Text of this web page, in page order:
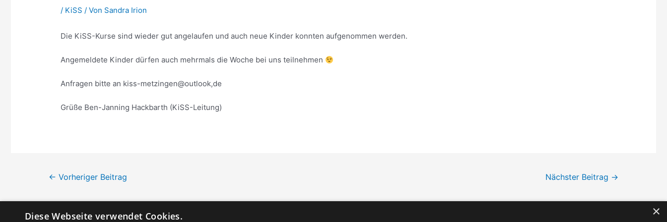
/ KiSS / Von Sandra Irion
Die KiSS-Kurse sind wieder gut angelaufen und auch neue Kinder konnten aufgenommen werden.
Angemeldete Kinder dürfen auch mehrmals die Woche bei uns teilnehmen
Anfragen bitte an kiss-metzingen@outlook,de
Grüße Ben-Janning Hackbarth (KiSS-Leitung)
Beitragsnavigation
← Vorheriger Beitrag Nächster Beitrag →
×
Diese Webseite verwendet Cookies.